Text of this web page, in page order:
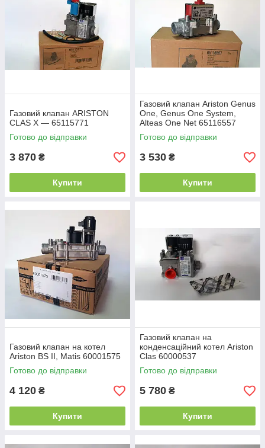
Газовий клапан ARISTON
CLAS X — 65115771
Готово до відправки
3 870 ₴
Купити
Газовий клапан Ariston Genus
One, Genus One System,
Alteas One Net 65116557
Готово до відправки
3 530 ₴
Купити
Газовий клапан на котел
Ariston BS II, Matis 60001575
Готово до відправки
4 120 ₴
Купити
Газовий клапан на
конденсаційний котел Ariston
Clas 60000537
Готово до відправки
5 780 ₴
Купити